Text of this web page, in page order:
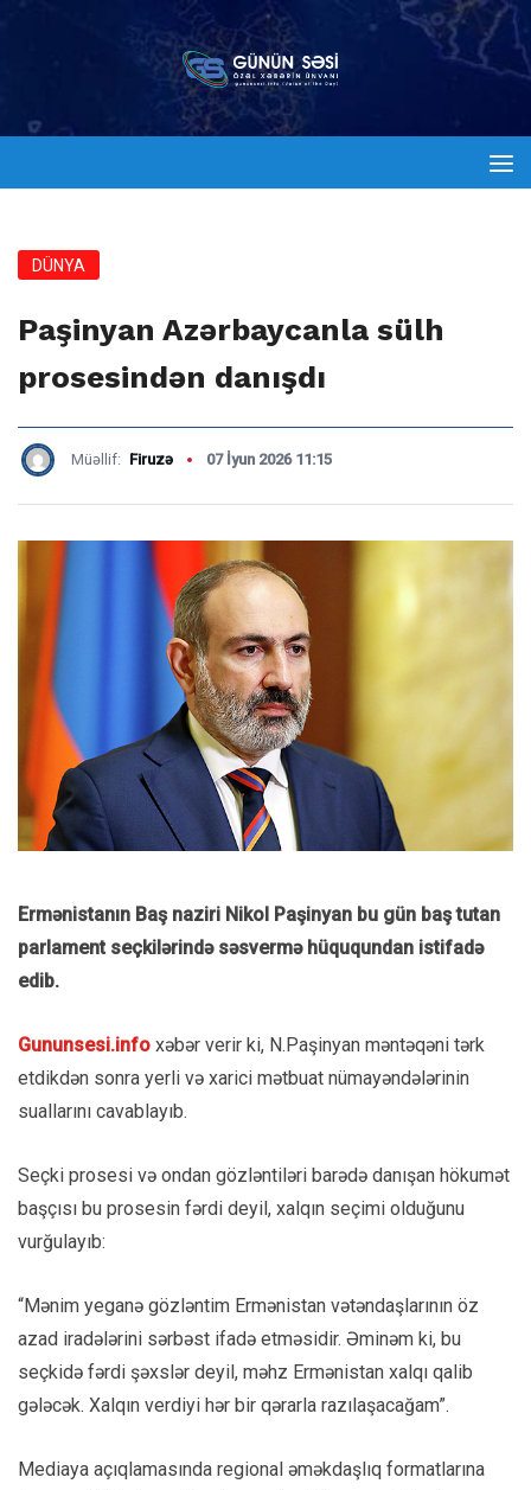
DÜNYA
Paşinyan Azərbaycanla sülh
prosesindən danışdı
Müəllif: Firuzə 07 İyun 2026 11:15
Ermənistanın Baş naziri Nikol Paşinyan bu gün baş tutan
parlament seçkilərində səsvermə hüququndan istifadə
edib.
Gununsesi.info xəbər verir ki, N.Paşinyan məntəqəni tərk
etdikdən sonra yerli və xarici mətbuat nümayəndələrinin
suallarını cavablayıb.
Seçki prosesi və ondan gözləntiləri barədə danışan hökumət
başçısı bu prosesin fərdi deyil, xalqın seçimi olduğunu
vurğulayıb:
“Mənim yeganə gözləntim Ermənistan vətəndaşlarının öz
azad iradələrini sərbəst ifadə etməsidir. Əminəm ki, bu
seçkidə fərdi şəxslər deyil, məhz Ermənistan xalqı qalib
gələcək. Xalqın verdiyi hər bir qərarla razılaşacağam”.
Mediaya açıqlamasında regional əməkdaşlıq formatlarına